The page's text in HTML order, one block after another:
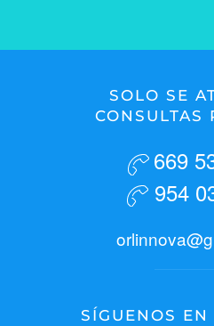
SOLO SE
CONSULTAS
669
954
SÍGUENOS EN